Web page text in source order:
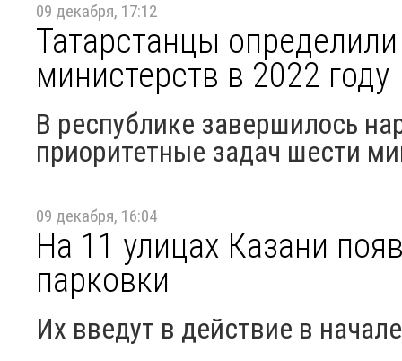
09 декабря, 17:12
Татарстанцы
министерств в 2022 году
В республике завершилось
приоритетные задач шести
09 декабря, 16:04
На 11 улицах Казани
парковки
Их введут в действие в